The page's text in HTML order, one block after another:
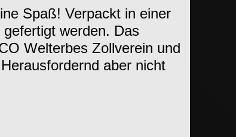
Spaß! Verpackt in einer
werden. Das
Welterbes Zollverein und
aber nicht